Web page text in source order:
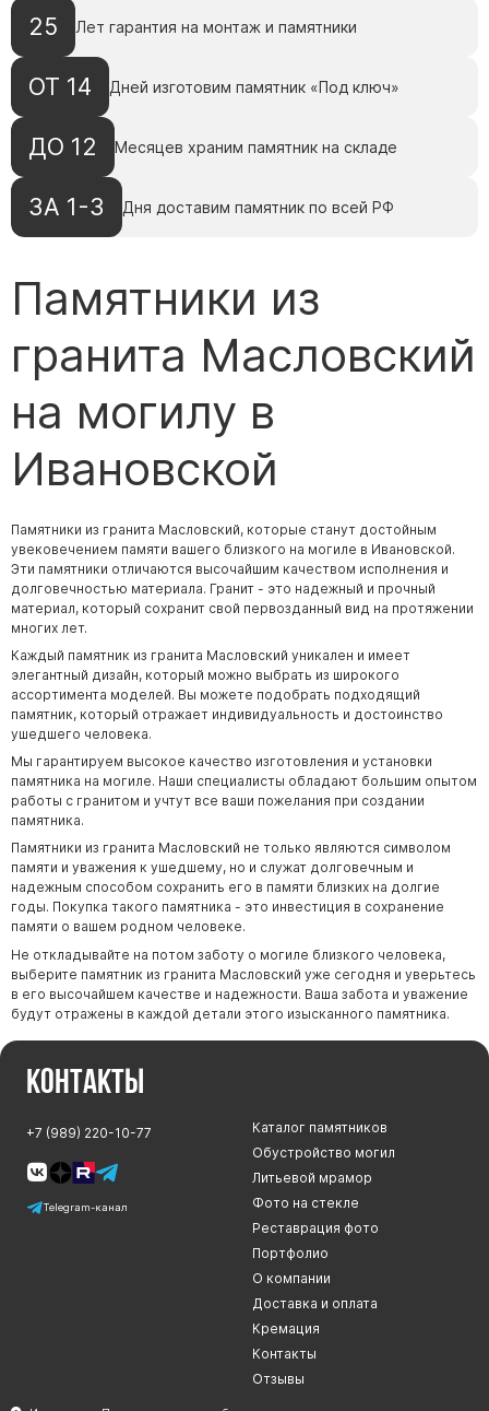
25 Лет гарантия на монтаж и памятники
ОТ 14 Дней изготовим памятник «Под ключ»
ДО 12 Месяцев храним памятник на складе
ЗА 1-3 Дня доставим памятник по всей РФ
Памятники из
гранита Масловский
на могилу в
Ивановской
Памятники из гранита Масловский, которые станут достойным
увековечением памяти вашего близкого на могиле в Ивановской.
Эти памятники отличаются высочайшим качеством исполнения и
долговечностью материала. Гранит - это надежный и прочный
материал, который сохранит свой первозданный вид на протяжении
многих лет.
Каждый памятник из гранита Масловский уникален и имеет
элегантный дизайн, который можно выбрать из широкого
ассортимента моделей. Вы можете подобрать подходящий
памятник, который отражает индивидуальность и достоинство
ушедшего человека.
Мы гарантируем высокое качество изготовления и установки
памятника на могиле. Наши специалисты обладают большим опытом
работы с гранитом и учтут все ваши пожелания при создании
памятника.
Памятники из гранита Масловский не только являются символом
памяти и уважения к ушедшему, но и служат долговечным и
надежным способом сохранить его в памяти близких на долгие
годы. Покупка такого памятника - это инвестиция в сохранение
памяти о вашем родном человеке.
Не откладывайте на потом заботу о могиле близкого человека,
выберите памятник из гранита Масловский уже сегодня и уверьтесь
в его высочайшем качестве и надежности. Ваша забота и уважение
будут отражены в каждой детали этого изысканного памятника.
Контакты
+7 (989) 220-10-77
Telegram-канал
Каталог памятников
Обустройство могил
Литьевой мрамор
Фото на стекле
Реставрация фото
Портфолио
О компании
Доставка и оплата
Кремация
Контакты
Отзывы